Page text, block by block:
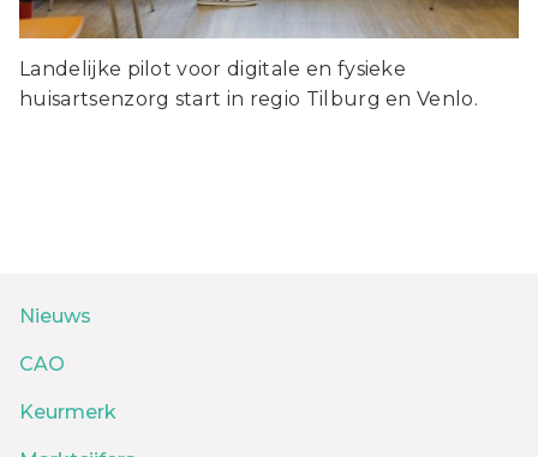
Landelijke pilot voor digitale en fysieke
huisartsenzorg start in regio Tilburg en Venlo.
Nieuws
CAO
Keurmerk